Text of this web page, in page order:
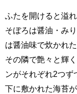
ふたを開けると溢
そぼろは醤油・み
は醤油味で炊かれ
その隣で艶々と輝
ンがそれぞれ2つず
下に敷かれた海苔